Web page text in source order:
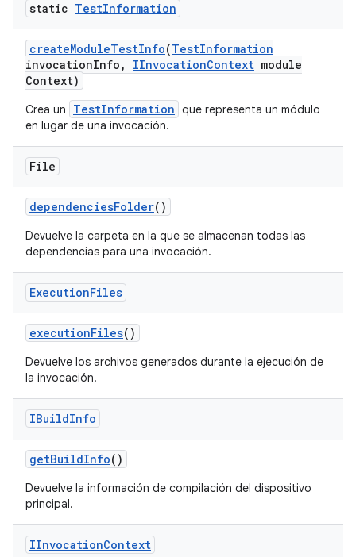
static TestInformation
createModuleTestInfo(TestInformation
invocationInfo , IInvocationContext module
Context)
Crea un TestInformation que representa un módulo
en lugar de una invocación.
File
dependenciesFolder()
Devuelve la carpeta en la que se almacenan todas las
dependencias para una invocación.
ExecutionFiles
executionFiles()
Devuelve los archivos generados durante la ejecución de
la invocación.
IBuildInfo
getBuildInfo()
Devuelve la información de compilación del dispositivo
principal.
IInvocationContext